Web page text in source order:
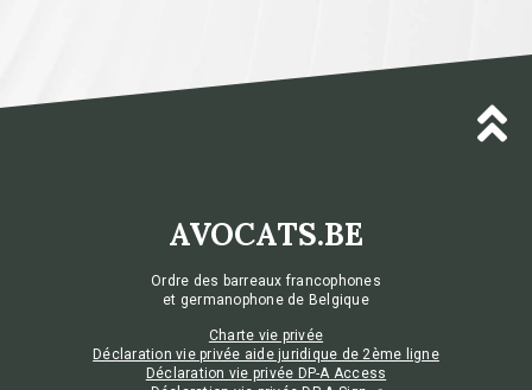
AVOCATS.BE
Ordre des barreaux francophones
et germanophone de Belgique
Charte vie privée
Déclaration vie privée aide juridique de 2ème ligne
Déclaration vie privée DP-A Access